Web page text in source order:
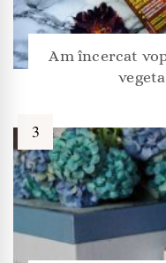
Am încercat